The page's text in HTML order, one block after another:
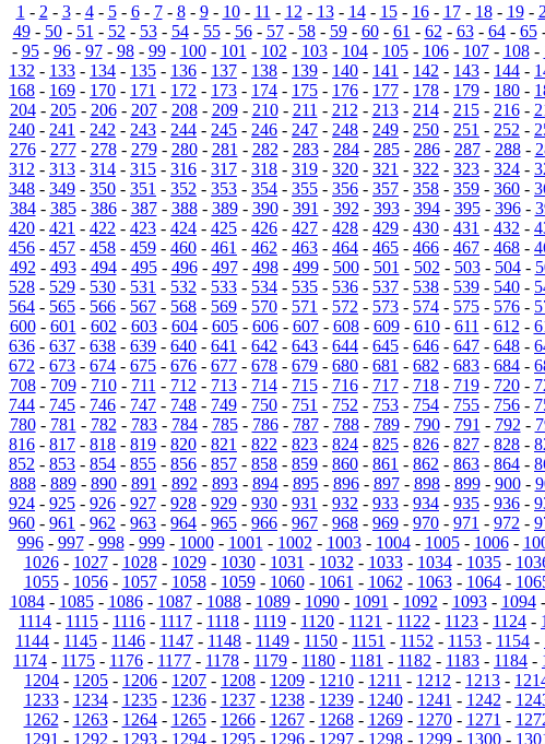
1 - 2 - 3- 4- 5- 6- 7- 8- 9- 10- 11 - 12 - 13- 14- 15- 16- 17- 18- 19-
49- 50- 51 - 52 - 53- 54- 55- 56- 57- 58- 59- 60- 61 - 62 - 63- 64- 65
- 95- 96- 97- 98- 99- 100- 101 - 102 - 103- 104- 105- 106- 107- 108-
132 - 133 - 134 - 135 - 136 - 137 - 138 - 139 - 140 - 141 - 142 - 143 - 144 -
168 - 169 - 170 - 171 - 172 - 173 - 174 - 175 - 176 - 177 - 178 - 179 - 180 -
204- 205- 206- 207- 208- 209- 210- 211 - 212 - 213- 214- 215- 216-
240 - 241 - 242 - 243 - 244 - 245 - 246 - 247 - 248 - 249 - 250 - 251 - 252 -
276- 277- 278- 279- 280- 281 - 282 - 283- 284- 285- 286- 287- 288-
312 - 313 - 314 - 315 - 316 - 317 - 318 - 319 - 320 - 321 - 322 - 323 - 324 -
348 - 349 - 350 - 351 - 352 - 353 - 354 - 355 - 356 - 357 - 358 - 359 - 360 -
384- 385- 386- 387- 388- 389- 390- 391 - 392 - 393- 394- 395- 396-
420 - 421 - 422 - 423 - 424 - 425 - 426 - 427 - 428 - 429 - 430 - 431 - 432 -
456 - 457 - 458 - 459 - 460 - 461 - 462 - 463 - 464 - 465 - 466 - 467 - 468 -
492 - 493- 494- 495- 496- 497- 498- 499- 500- 501 - 502 - 503- 504-
528 - 529 - 530 - 531 - 532 - 533 - 534 - 535 - 536 - 537 - 538 - 539 - 540 -
564 - 565 - 566 - 567 - 568 - 569 - 570 - 571 - 572 - 573 - 574 - 575 - 576 -
600- 601 - 602 - 603- 604- 605- 606- 607- 608- 609- 610- 611 - 612 -
636 - 637 - 638 - 639 - 640 - 641 - 642 - 643 - 644 - 645 - 646 - 647 - 648 -
672 - 673 - 674 - 675 - 676 - 677 - 678 - 679 - 680 - 681 - 682 - 683 - 684 -
708- 709- 710- 711 - 712 - 713- 714- 715- 716- 717- 718- 719- 720-
744 - 745 - 746 - 747 - 748 - 749 - 750 - 751 - 752 - 753 - 754 - 755 - 756 -
780- 781 - 782 - 783- 784- 785- 786- 787- 788- 789- 790- 791 - 792 -
816 - 817 - 818 - 819 - 820 - 821 - 822 - 823 - 824 - 825 - 826 - 827 - 828 -
852 - 853 - 854 - 855 - 856 - 857 - 858 - 859 - 860 - 861 - 862 - 863 - 864 -
888- 889- 890- 891 - 892 - 893- 894- 895- 896- 897- 898- 899- 900-
924 - 925 - 926 - 927 - 928 - 929 - 930 - 931 - 932 - 933 - 934 - 935 - 936 -
960 - 961 - 962 - 963 - 964 - 965 - 966 - 967 - 968 - 969 - 970 - 971 - 972 -
996- 997- 998- 999- 1000- 1001 - 1002 - 1003- 1004- 1005- 1006-
1026- 1027- 1028- 1029- 1030- 1031 - 1032 - 1033- 1034- 1035-
1055- 1056- 1057- 1058- 1059- 1060- 1061 - 1062 - 1063- 1064-
1084- 1085- 1086- 1087- 1088- 1089- 1090- 1091 - 1092 - 1093- 1094-
1114 - 1115 - 1116 - 1117 - 1118 - 1119 - 1120 - 1121 - 1122 - 1123 - 1124 -
1144 - 1145 - 1146 - 1147 - 1148 - 1149 - 1150 - 1151 - 1152 - 1153 - 1154 -
1174 - 1175 - 1176 - 1177 - 1178 - 1179 - 1180 - 1181 - 1182 - 1183 - 1184 -
1204 - 1205 - 1206 - 1207 - 1208 - 1209 - 1210 - 1211 - 1212 - 1213 -
1233- 1234- 1235- 1236- 1237- 1238- 1239- 1240- 1241 - 1242 -
1262 - 1263- 1264- 1265- 1266- 1267- 1268- 1269- 1270- 1271 -
1291 - 1292 - 1293 - 1294 - 1295 - 1296 - 1297 - 1298 - 1299 - 1300 -